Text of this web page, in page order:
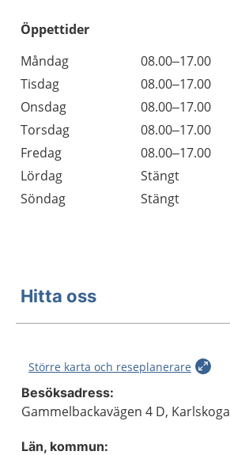
Öppettider
Dag
Öppettider
Kommentarer
Måndag
08.00–17.00
Tisdag
08.00–17.00
Onsdag
08.00–17.00
Torsdag
08.00–17.00
Fredag
08.00–17.00
Lördag
Stängt
Söndag
Stängt
Hitta oss
Större karta och reseplanerare
Besöksadress:
Gammelbackavägen 4 D, Karlskoga
Län, kommun: